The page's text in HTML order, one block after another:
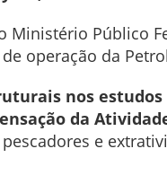
Público
operação da
nos
da
e